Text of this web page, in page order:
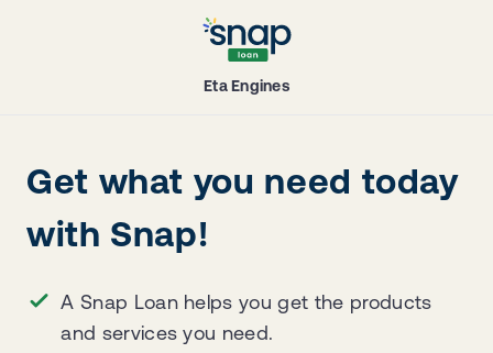
Eta Engines
Get what you need today
with Snap!
A Snap Loan helps you get the products
and services you need.